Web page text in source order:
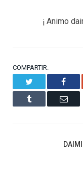
¡ Animo
COMPARTIR.
Tumblr Email